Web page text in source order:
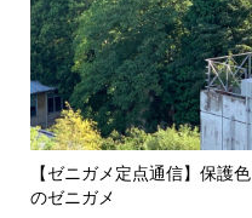
【ゼニガメ定点通信】保護色
のゼニガメ